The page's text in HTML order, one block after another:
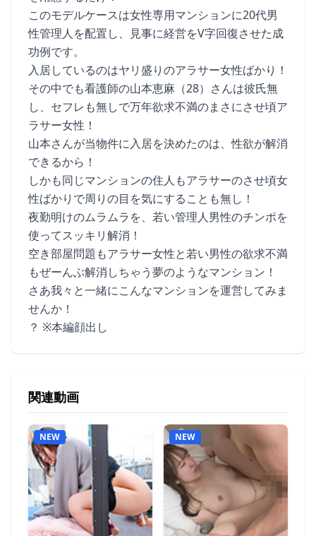
このモデルケースは女性専用マンションに20代男
性管理人を配置し、見事に経営をV字回復させた成
功例です。
入居しているのはヤリ盛りのアラサー女性ばかり！
その中でも看護師の山本恵麻（28）さんは彼氏無
し、セフレも無しで万年欲求不満のまさにさせ頃ア
ラサー女性！
山本さんが当物件に入居を決めたのは、性欲が解消
できるから！
しかも同じマンションの住人もアラサーのさせ頃女
性ばかりで周りの目を気にすることも無し！
夜勤明けのムラムラを、若い管理人男性のチンポを
使ってスッキリ解消！
空き部屋問題もアラサー女性と若い男性の欲求不満
もぜーんぶ解消しちゃう夢のようなマンション！
さあ我々と一緒にこんなマンションを運営してみま
せんか！
？ ※本編顔出し
関連動画
NEW NEW